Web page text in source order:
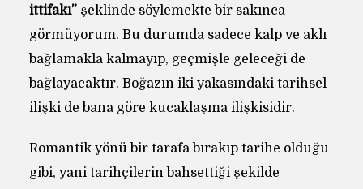
ittifakı”şeklinde söylemekte bir sakınca
görmüyorum. Bu durumda sadece kalp ve aklı
bağlamakla kalmayıp, geçmişle geleceği de
bağlayacaktır. Boğazın iki yakasındaki tarihsel
ilişki de bana göre kucaklaşma ilişkisidir.
Romantik yönü bir tarafa bırakıp tarihe olduğu
gibi, yani tarihçilerin bahsettiği şekilde